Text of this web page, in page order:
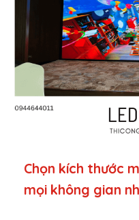
Chọn kích thước
mọi không gian